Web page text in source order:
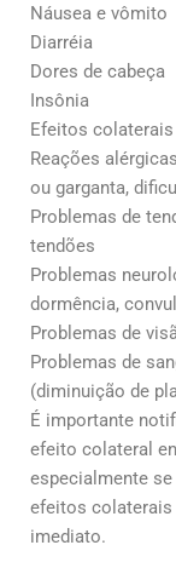
Náusea e vômito
Diarréia
Dores de cabeça
Insônia
Efeitos
Reações
ou garganta,
Problemas de
tendões
Problemas
dormência,
Problemas de
Problemas de
(diminuição de
É importante
efeito colateral
especialmente
efeitos colaterais
imediato.